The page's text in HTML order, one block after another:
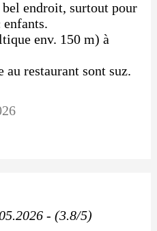
endroit, surtout pour
env. 150 m) à
restaurant sont suz.
- (3.8/5)